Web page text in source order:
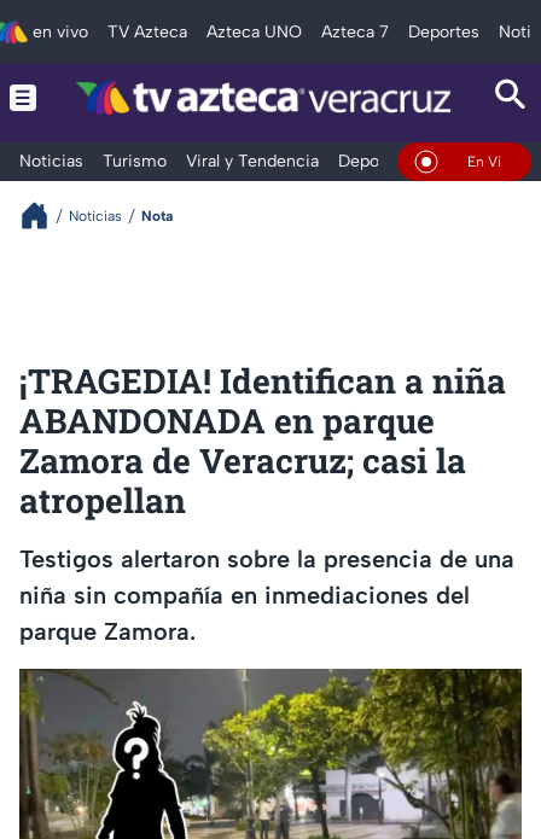
en vivo TV Azteca Azteca UNO Azteca 7 Deportes
Noticias Turismo Viral y Tendencia Deportes Espectáculos
En Vivo
Noticias Nota
¡TRAGEDIA! Identifican a niña
ABANDONADA en parque
Zamora de Veracruz; casi la
atropellan
Testigos alertaron sobre la presencia de una
niña sin compañía en inmediaciones del
parque Zamora.